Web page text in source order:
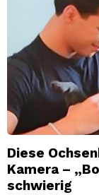
Diese
Kamera –
schwierig